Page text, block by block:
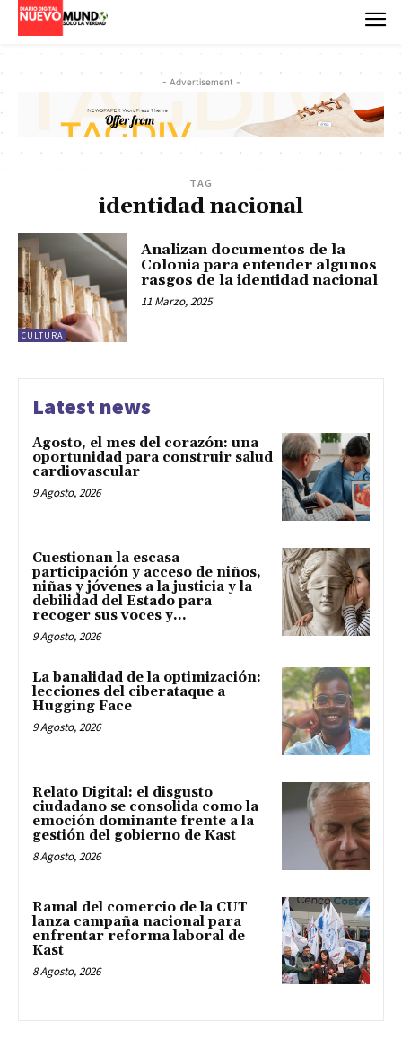
- Advertisement -
TAG
identidad nacional
CULTURA
Analizan documentos de la
Colonia para entender algunos
rasgos de la identidad nacional
11 Marzo, 2025
Latest news
Agosto, el mes del corazón: una
oportunidad para construir salud
cardiovascular
9 Agosto, 2026
Cuestionan la escasa
participación y acceso de niños,
niñas y jóvenes a la justicia y la
debilidad del Estado para
recoger sus voces y...
9 Agosto, 2026
La banalidad de la optimización:
lecciones del ciberataque a
Hugging Face
9 Agosto, 2026
Relato Digital: el disgusto
ciudadano se consolida como la
emoción dominante frente a la
gestión del gobierno de Kast
8 Agosto, 2026
Ramal del comercio de la CUT
lanza campaña nacional para
enfrentar reforma laboral de
Kast
8 Agosto, 2026